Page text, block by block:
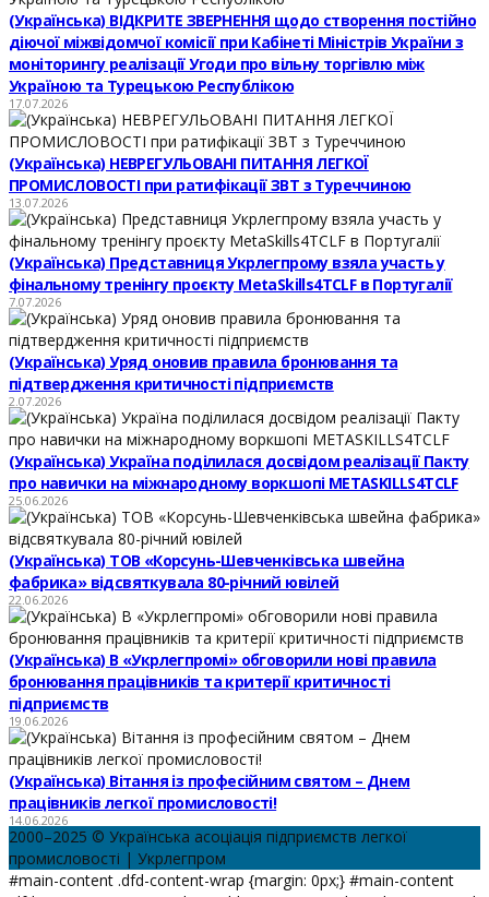
(Українська) ВІДКРИТЕ ЗВЕРНЕННЯ щодо створення постійно
діючої міжвідомчої комісії при Кабінеті Міністрів України з
моніторингу реалізації Угоди про вільну торгівлю між
Україною та Турецькою Республікою
17.07.2026
(Українська) НЕВРЕГУЛЬОВАНІ ПИТАННЯ ЛЕГКОЇ
ПРОМИСЛОВОСТІ при ратифікації ЗВТ з Туреччиною
13.07.2026
(Українська) Представниця Укрлегпрому взяла участь у
фінальному тренінгу проєкту MetaSkills4TCLF в Португалії
7.07.2026
(Українська) Уряд оновив правила бронювання та
підтвердження критичності підприємств
2.07.2026
(Українська) Україна поділилася досвідом реалізації Пакту
про навички на міжнародному воркшопі METASKILLS4TCLF
25.06.2026
(Українська) ТОВ «Корсунь-Шевченківська швейна
фабрика» відсвяткувала 80-річний ювілей
22.06.2026
(Українська) В «Укрлегпромі» обговорили нові правила
бронювання працівників та критерії критичності
підприємств
19.06.2026
(Українська) Вітання із професійним святом – Днем
працівників легкої промисловості!
14.06.2026
2000–2025 © Українська асоціація підприємств легкої
промисловості | Укрлегпром
#main-content .dfd-content-wrap {margin: 0px;} #main-content